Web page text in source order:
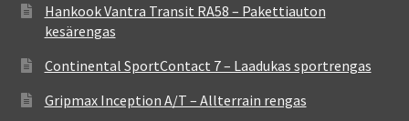
Hankook Vantra Transit RA58 – Pakettiauton
kesärengas
Continental SportContact 7 – Laadukas sportrengas
Gripmax Inception A/T – Allterrain rengas